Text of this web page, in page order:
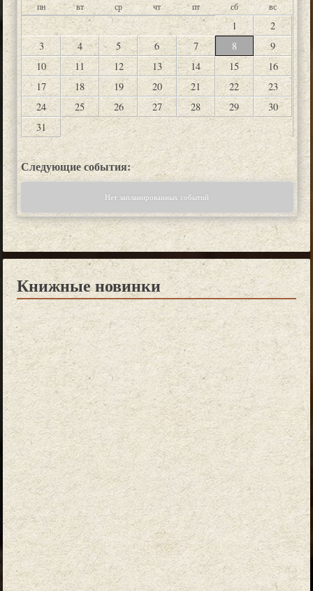
пн вт ср чт пт сб вс
1
2
3
4 5 6 7 8
9
10
11 12 13 14 15
16
17
18 19 20 21 22
23
24
25 26 27 28 29
30
31
Следующие события:
Нет запланированных событий
Книжные новинки